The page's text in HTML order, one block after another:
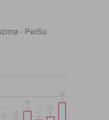
- PerSu
13
13 15
15
26
26
17
17 20
20
34
34